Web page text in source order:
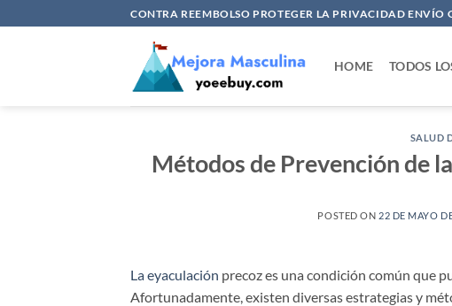
al
CONTRA REEMBOLSO PROTEGER LA PRIVACIDAD ENVÍO
HOME TODOS
SALUD
Métodos de Prevención de
POSTED ON 22 DE MAYO
La eyaculación precoz es una condición común que
Afortunadamente, existen diversas estrategias y